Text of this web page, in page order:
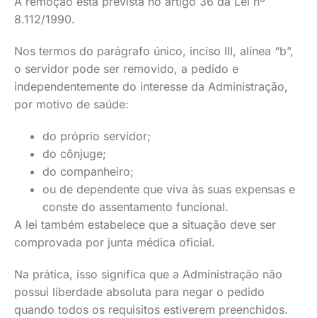
8.112/1990.
Nos termos do parágrafo único, inciso III, alínea “b”,
o servidor pode ser removido, a pedido e
independentemente do interesse da Administração,
por motivo de saúde:
do próprio servidor;
do cônjuge;
do companheiro;
ou de dependente que viva às suas expensas e
conste do assentamento funcional.
A lei também estabelece que a situação deve ser
comprovada por junta médica oficial.
Na prática, isso significa que a Administração não
possui liberdade absoluta para negar o pedido
quando todos os requisitos estiverem preenchidos.